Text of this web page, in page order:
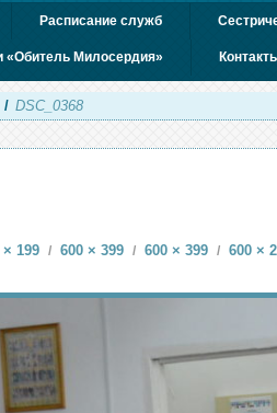
Расписание служб
«Обитель Милосердия»
/ DSC_0368
× 199 / 600 × 399 / 600 × 399 / 600 ×